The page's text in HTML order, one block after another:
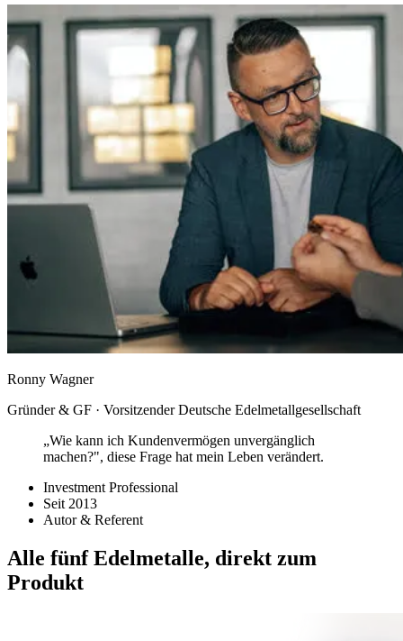
Ronny Wagner
Gründer & GF · Vorsitzender Deutsche Edelmetallgesellschaft
„Wie kann ich Kundenvermögen unvergänglich
machen?", diese Frage hat mein Leben verändert.
Investment Professional
Seit 2013
Autor & Referent
Alle fünf Edelmetalle, direkt zum
Produkt